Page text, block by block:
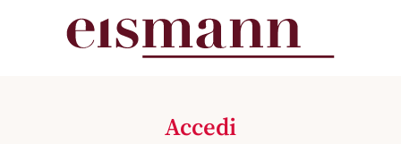
principale
Accedi